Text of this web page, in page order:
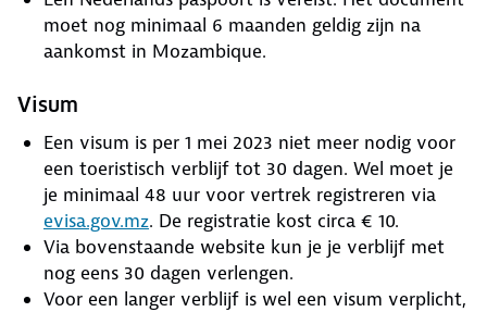
moet nog minimaal 6 maanden geldig zijn na
aankomst in Mozambique.
Visum
Een visum is per 1 mei 2023 niet meer nodig voor
een toeristisch verblijf tot 30 dagen. Wel moet je
je minimaal 48 uur voor vertrek registreren via
evisa.gov.mz. De registratie kost circa € 10.
Via bovenstaande website kun je je verblijf met
nog eens 30 dagen verlengen.
Voor een langer verblijf is wel een visum verplicht,